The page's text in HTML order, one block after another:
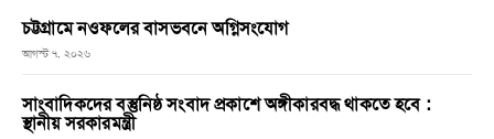
চট্টগ্রামে নওফলের বাসভবনে অগ্নিসংযোগ
আগস্ট ৭, ২০২৬
সাংবাদিকদের বস্তুনিষ্ঠ সংবাদ প্রকাশে অঙ্গীকারবদ্ধ থাকতে হবে :
স্থানীয় সরকারমন্ত্রী